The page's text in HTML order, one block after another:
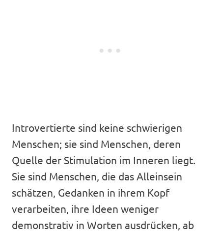
Introvertierte sind keine schwierigen
Menschen; sie sind Menschen, deren
Quelle der Stimulation im Inneren liegt.
Sie sind Menschen, die das Alleinsein
schätzen, Gedanken in ihrem Kopf
verarbeiten, ihre Ideen weniger
demonstrativ in Worten ausdrücken, ab